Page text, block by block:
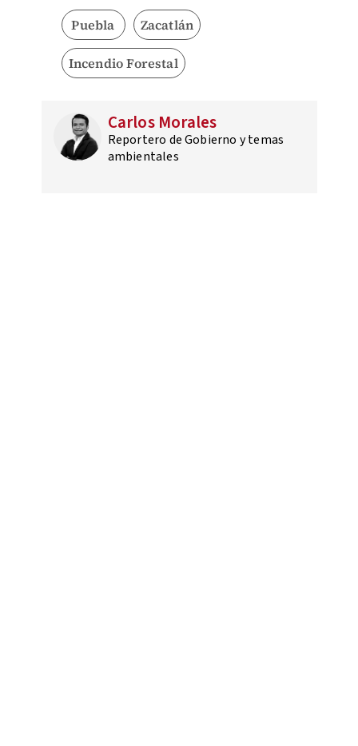
Puebla Zacatlán
Incendio Forestal
Carlos Morales
Reportero de Gobierno y temas
ambientales